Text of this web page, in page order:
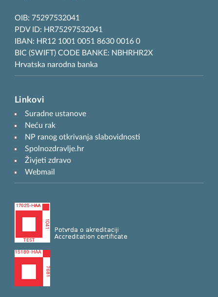
OIB: 75297532041
PDV ID: HR75297532041
IBAN: HR12 1001 0051 8630 0016 0
BIC (SWIFT) CODE BANKE: NBHRHR2X
Hrvatska narodna banka
Linkovi
Suradne ustanove
Neću rak
NP ranog otkrivanja slabovidnosti
Spolnozdravlje.hr
Živjeti zdravo
Webmail